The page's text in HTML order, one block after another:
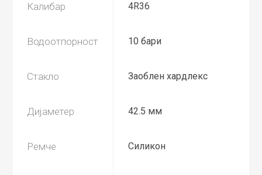
Калибар 4R36
Водоотпорност 10 бари
Стакло Заоблен хардлекс
Дијаметер 42.5 мм
Ремче Силикон